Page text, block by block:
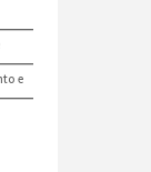
e